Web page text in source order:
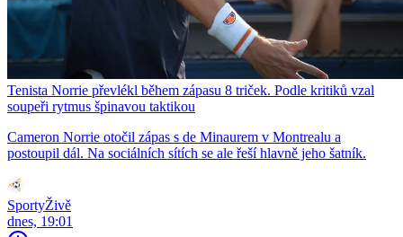
Tenista Norrie převlékl během zápasu 8 triček. Podle kritiků vzal
soupeři rytmus špinavou taktikou
Cameron Norrie otočil zápas s de Minaurem v Montrealu a
postoupil dál. Na sociálních sítích se ale řeší hlavně jeho šatník.
SportyŽivě
dnes, 19:01